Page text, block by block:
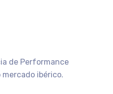
de Performance
ibérico.